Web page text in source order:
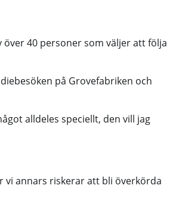
40 personer som väljer att följa
på Grovefabriken och
alldeles speciellt, den vill jag
vi annars riskerar att bli överkörda